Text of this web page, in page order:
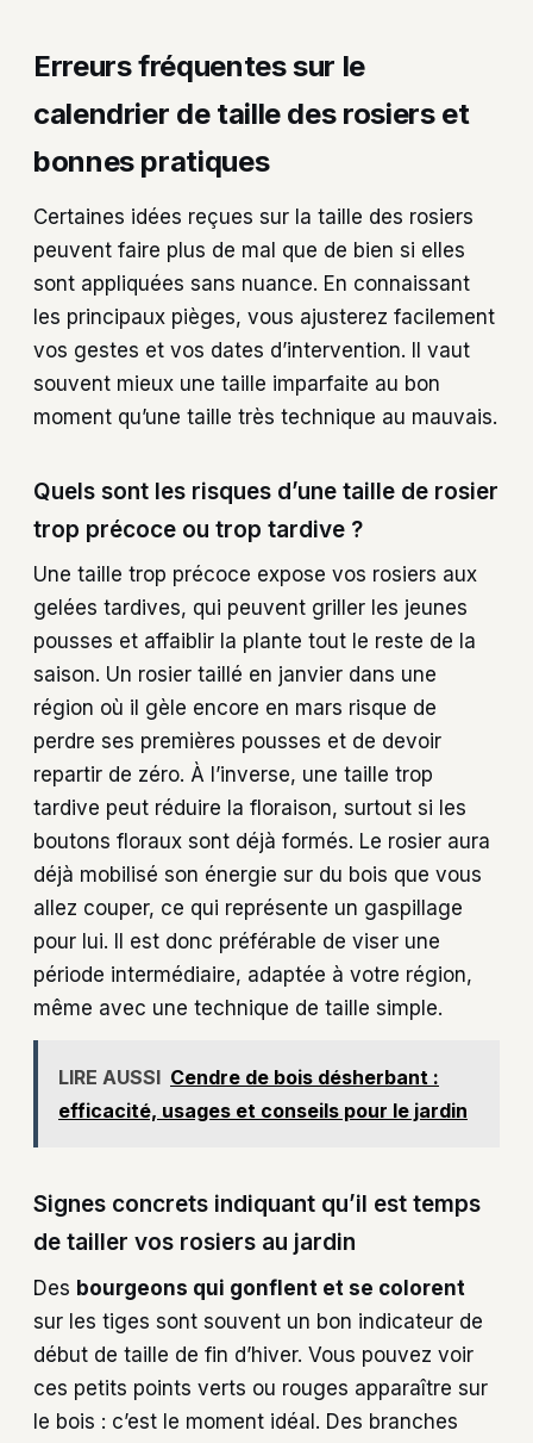
Erreurs fréquentes sur le
calendrier de taille des rosiers et
bonnes pratiques
Certaines idées reçues sur la taille des rosiers
peuvent faire plus de mal que de bien si elles
sont appliquées sans nuance. En connaissant
les principaux pièges, vous ajusterez facilement
vos gestes et vos dates d’intervention. Il vaut
souvent mieux une taille imparfaite au bon
moment qu’une taille très technique au mauvais.
Quels sont les risques d’une taille de rosier
trop précoce ou trop tardive ?
Une taille trop précoce expose vos rosiers aux
gelées tardives, qui peuvent griller les jeunes
pousses et affaiblir la plante tout le reste de la
saison. Un rosier taillé en janvier dans une
région où il gèle encore en mars risque de
perdre ses premières pousses et de devoir
repartir de zéro. À l’inverse, une taille trop
tardive peut réduire la floraison, surtout si les
boutons floraux sont déjà formés. Le rosier aura
déjà mobilisé son énergie sur du bois que vous
allez couper, ce qui représente un gaspillage
pour lui. Il est donc préférable de viser une
période intermédiaire, adaptée à votre région,
même avec une technique de taille simple.
LIRE AUSSI Cendre de bois désherbant :
efficacité, usages et conseils pour le jardin
Signes concrets indiquant qu’il est temps
de tailler vos rosiers au jardin
Des bourgeons qui gonflent et se colorent
sur les tiges sont souvent un bon indicateur de
début de taille de fin d’hiver. Vous pouvez voir
ces petits points verts ou rouges apparaître sur
le bois : c’est le moment idéal. Des branches